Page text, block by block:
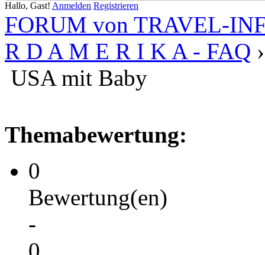
Hallo, Gast! Anmelden Registrieren
FORUM von TRAVEL-
R D A M E R I K A - FAQ
USA mit Baby
Themabewertung:
0
Bewertung(en)
-